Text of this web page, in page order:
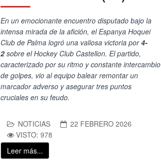
En un emocionante encuentro disputado bajo la
intensa mirada de la afición, el Espanya Hoquei
Club de Palma logró una valiosa victoria por4-
2sobre el Hockey Club Castellon. El partido,
caracterizado por su ritmo y constante intercambio
de golpes, vio al equipo balear remontar un
marcador adverso y asegurar tres puntos
cruciales en su feudo.
NOTICIAS
22 FEBRERO 2026
VISTO: 978
Leer más...